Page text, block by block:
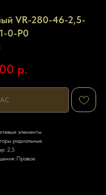
VR-280-46-2,5-
0-P0
р.
элементы
радиальные
2,5
Правое